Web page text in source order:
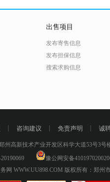
出售项目
发布寄售信息
发布担保信息
搜索求购信息
咨询建议 免责声明 诚
高新技术产业开发区科学大道53号3号
豫公网安备
网 WWW.UU898.COM 版权所有：郑州